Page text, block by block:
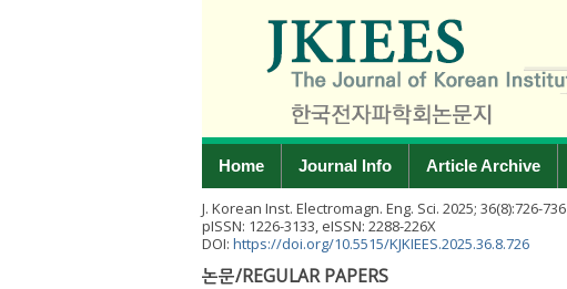
Home Journal Info Article Archive
J. Korean Inst. Electromagn. Eng. Sci. 2025; 36(8):726-736
pISSN: 1226-3133, eISSN: 2288-226X
DOI: https://doi.org/10.5515/KJKIEES.2025.36.8.726
논문/REGULAR PAPERS